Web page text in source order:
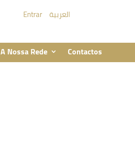
Entrar العربية
A Nossa Rede Contactos